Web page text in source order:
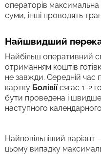
операторів максимальна
суми, інші проводять
Найшвидший
Найбільш оперативний
отриманням коштів
не завжди. Середній час
картку Болівіїсягає 1-2
бути проведена і
наступного
Найповільніший варіант
цьому випадку